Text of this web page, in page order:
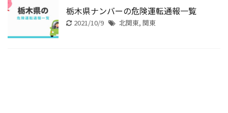
栃木県ナンバーの危険運転通報一覧
2021/10/9 北関東, 関東